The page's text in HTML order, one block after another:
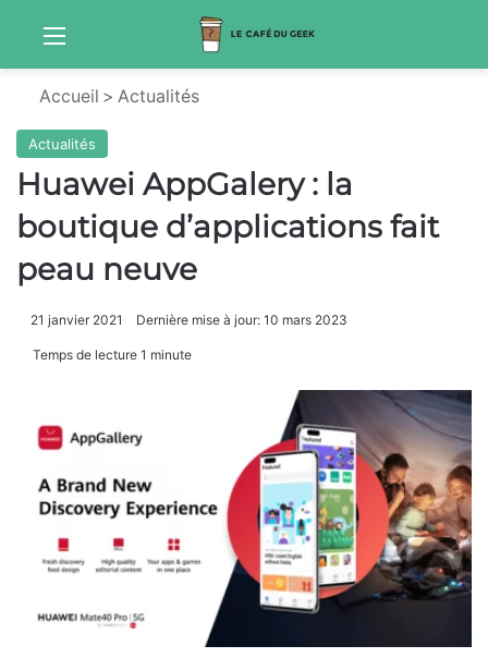
Menu
Accueil > Actualités
Actualités
Huawei AppGalery : la
boutique d’applications fait
peau neuve
21 janvier 2021 Dernière mise à jour: 10 mars 2023
Temps de lecture 1 minute